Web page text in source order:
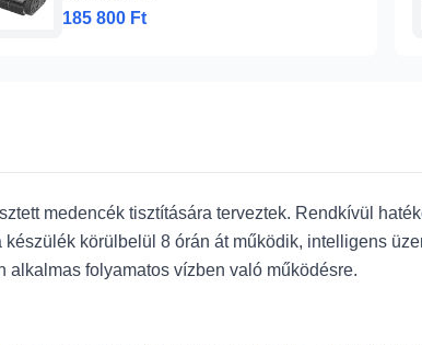
185 800 Ft
medencék tisztítására terveztek. Rendkívül
körülbelül 8 órán át működik, intelligens
folyamatos vízben való működésre.